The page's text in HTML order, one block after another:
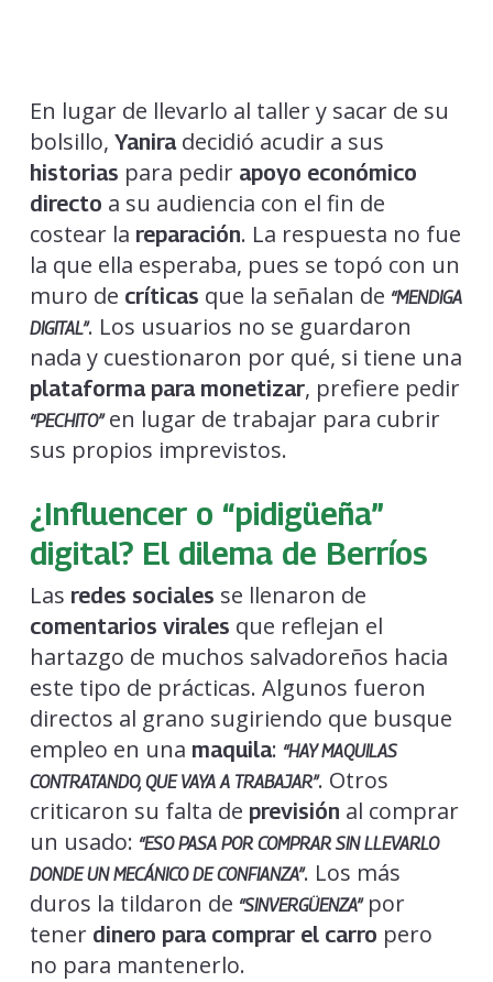
En lugar de llevarlo al taller y sacar de su
bolsillo, Yaniradecidió acudir a sus
historias para pedir apoyo económico
directo a su audiencia con el fin de
costear la reparación. La respuesta no fue
la que ella esperaba, pues se topó con un
muro de críticas que la señalan de “MENDIGA
DIGITAL”. Los usuarios no se guardaron
nada y cuestionaron por qué, si tiene una
plataforma para monetizar, prefiere pedir
“PECHITO”en lugar de trabajar para cubrir
sus propios imprevistos.
¿Influencer o “pidigüeña”
digital? El dilema de Berríos
Las redes sociales se llenaron de
comentarios virales que reflejan el
hartazgo de muchos salvadoreños hacia
este tipo de prácticas. Algunos fueron
directos al grano sugiriendo que busque
empleo en una maquila: “HAY MAQUILAS
CONTRATANDO, QUE VAYA A TRABAJAR”. Otros
criticaron su falta de previsión al comprar
un usado: “ESO PASA POR COMPRAR SIN LLEVARLO
DONDE UN MECÁNICO DE CONFIANZA”. Los más
duros la tildaron de “SINVERGÜENZA”por
tener dinero para comprar el carro pero
no para mantenerlo.